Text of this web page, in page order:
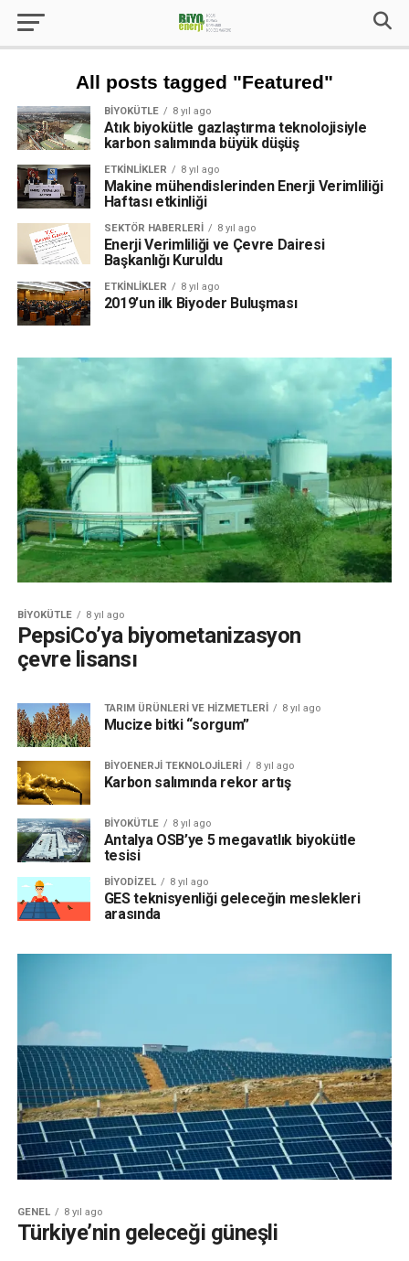
All posts tagged "Featured"
BIYOKÜTLE 8 yıl ago
Atık biyokütle gazlaştırma teknolojisiyle
karbon salımında büyük düşüş
ETKINLIKLER 8 yıl ago
Makine mühendislerinden Enerji Verimliliği
Haftası etkinliği
SEKTÖR HABERLERI 8 yıl ago
Enerji Verimliliği ve Çevre Dairesi
Başkanlığı Kuruldu
ETKINLIKLER 8 yıl ago
2019’un ilk Biyoder Buluşması
BIYOKÜTLE 8 yıl ago
PepsiCo’ya biyometanizasyon
çevre lisansı
TARIM ÜRÜNLERI VE HIZMETLERI 8 yıl ago
Mucize bitki “sorgum”
BIYOENERJI TEKNOLOJILERI 8 yıl ago
Karbon salımında rekor artış
BIYOKÜTLE 8 yıl ago
Antalya OSB’ye 5 megavatlık biyokütle
tesisi
BIYODIZEL 8 yıl ago
GES teknisyenliği geleceğin meslekleri
arasında
GENEL 8 yıl ago
Türkiye’nin geleceği güneşli